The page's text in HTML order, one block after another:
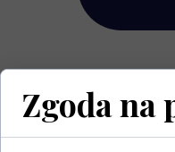
Zgoda na